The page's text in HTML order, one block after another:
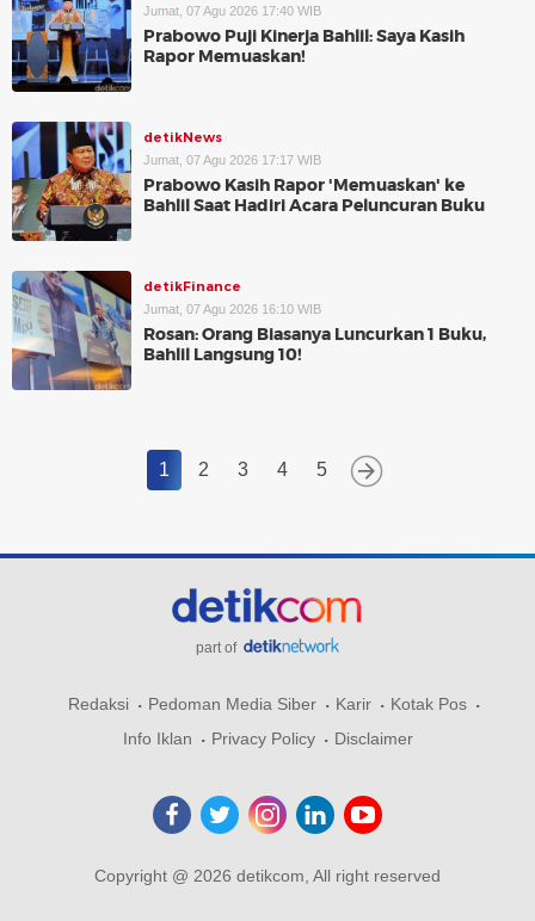
Jumat, 07 Agu 2026 17:40 WIB
Prabowo Puji Kinerja Bahlil: Saya Kasih
Rapor Memuaskan!
detikNews
Jumat, 07 Agu 2026 17:17 WIB
Prabowo Kasih Rapor 'Memuaskan' ke
Bahlil Saat Hadiri Acara Peluncuran Buku
detikFinance
Jumat, 07 Agu 2026 16:10 WIB
Rosan: Orang Biasanya Luncurkan 1 Buku,
Bahlil Langsung 10!
1 2 3 4 5
part of
Redaksi Pedoman Media Siber Karir
Kotak Pos
Info Iklan
Privacy Policy Disclaimer
Copyright @ 2026 detikcom, All right reserved